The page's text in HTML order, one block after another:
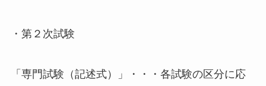
・第２次試験
「専門試験（記述式）」・・・各試験の区分に応